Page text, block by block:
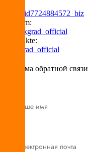
max.ru/id7724884572_biz
Telegram:
t.me/pakgrad_official
VKontakte:
@pakgrad_official
Форма обратной связи